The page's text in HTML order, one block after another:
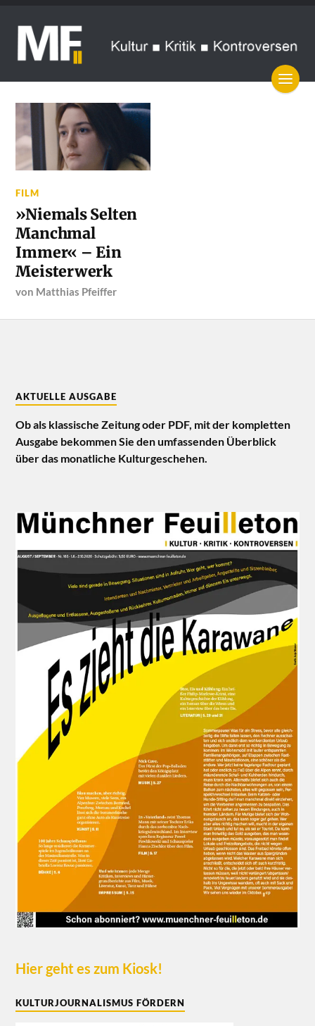
FILM
»Niemals Selten
Manchmal
Immer« – Ein
Meisterwerk
von Matthias Pfeiffer
AKTUELLE AUSGABE
Ob als klassische Zeitung oder PDF, mit der kompletten
Ausgabe bekommen Sie den umfassenden Überblick
über das monatliche Kulturgeschehen.
Hier geht es zum Kiosk!
KULTURJOURNALISMUS FÖRDERN